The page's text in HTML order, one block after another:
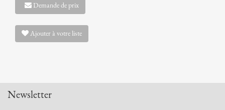
Demande de prix
Ajouter à votre liste
Newsletter